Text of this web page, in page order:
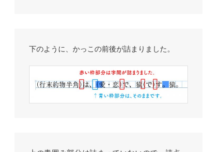
下のように、かっこの前後が詰まりました。